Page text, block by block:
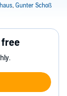
free